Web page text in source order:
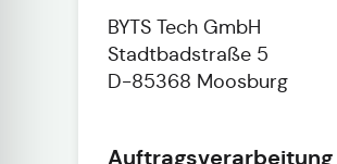
BYTS Tech GmbH
Stadtbadstraße 5
D-85368 Moosburg
Auftragsverarbeitung